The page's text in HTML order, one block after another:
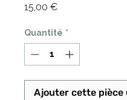
15,00 €Prix
Quantité *
Ajouter cette pièce